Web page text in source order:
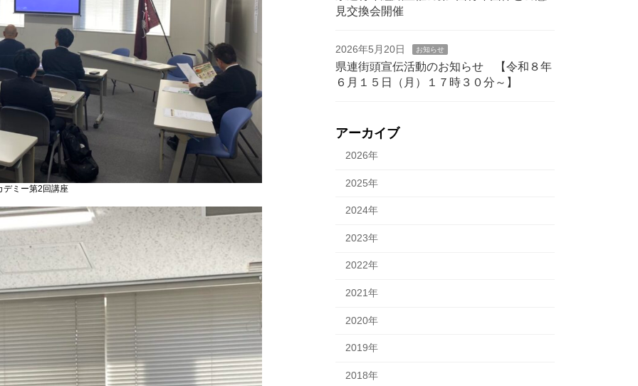
デミー第2回講座
見交換会開催
2026年5月20日 お知らせ
県連街頭宣伝活動のお知らせ 【令和８年
６月１５日（月）１７時３０分～】
アーカイブ
2026年
2025年
2024年
2023年
2022年
2021年
2020年
2019年
2018年